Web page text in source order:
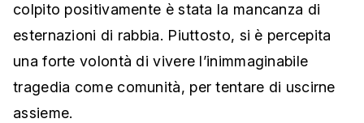
colpito positivamente è stata la mancanza di
esternazioni di rabbia. Piuttosto, si è percepita
una forte volontà di vivere l’inimmaginabile
tragedia come comunità, per tentare di uscirne
assieme.